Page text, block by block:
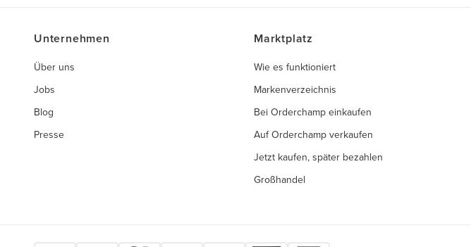
Unternehmen
Über uns
Jobs
Blog
Presse
Marktplatz
Wie es funktioniert
Markenverzeichnis
Bei Orderchamp einkaufen
Auf Orderchamp verkaufen
Jetzt kaufen, später bezahlen
Großhandel